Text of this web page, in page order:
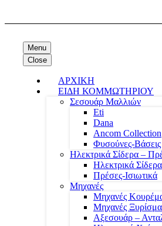
Menu
Close
ΑΡΧΙΚΗ
ΕΙΔΗ ΚΟΜΜΩΤΗΡΙΟΥ
Σεσουάρ Μαλλιών
Eti
Dana
Ancom Collection
Φυσούνες-Βάσεις
Ηλεκτρικά Σίδερα –
Ηλεκτρικά Σίδερα
Πρέσες-Ισιωτικά
Μηχανές
Μηχανές
Μηχανές
Αξεσουάρ –